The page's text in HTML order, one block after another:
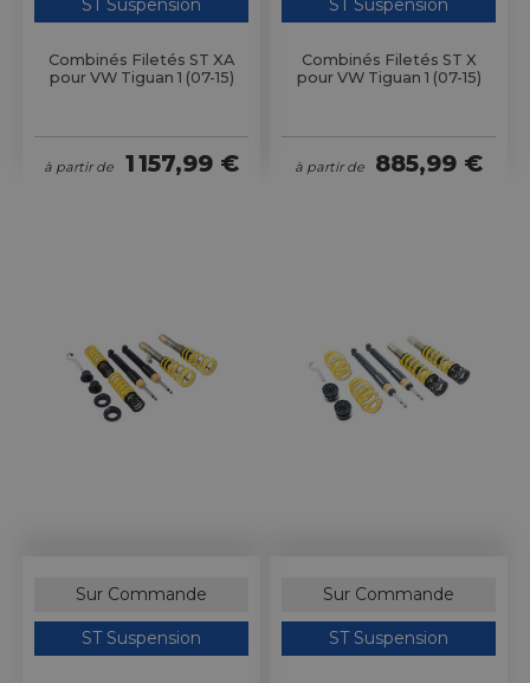
ST Suspension
Combinés Filetés ST XA
pour VW Tiguan 1 (07-15)
à partir de 1 157,99 €
ST Suspension
Combinés Filetés ST X
pour VW Tiguan 1 (07-15)
à partir de 885,99 €
Sur Commande
ST Suspension
Sur Commande
ST Suspension